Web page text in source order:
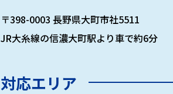
〒398-0003 長野県大町市社5511
JR大糸線の信濃大町駅より車で約6分
対応エリア